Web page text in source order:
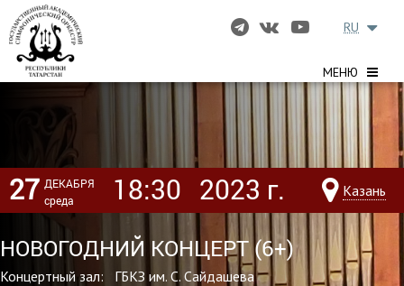
МЕНЮ
RU
27 ДЕКАБРЯ
среда
18:30 2023 г. Казань
НОВОГОДНИЙ КОНЦЕРТ (6+)
Концертный зал: ГБКЗ им. С. Сайдашева